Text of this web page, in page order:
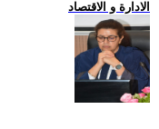
الادارة و الاقتصاد